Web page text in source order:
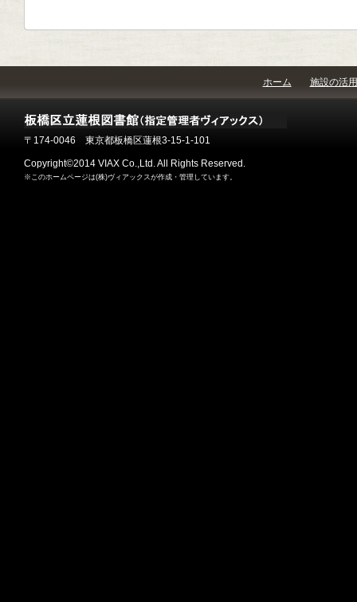
ホーム 施設の活用
〒174-0046 東京都板橋区蓮根3-15-1-101
Copyright©2014 VIAX Co.,Ltd. All Rights Reserved.
※このホームページは(株)ヴィアックスが作成・管理しています。